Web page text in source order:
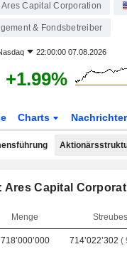
Capital Corporation
& Fondsbetreiber
22:00:00 07.08.2026
+1.99%
Charts
Ares Capital
Menge
718’000’000 714’022’302 (